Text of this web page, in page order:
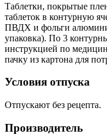
Таблетки, покрытые
таблеток в контурную
ПВДХ и фольги
упаковка). По 3
инструкцией по
пачку из картона для
Условия отпуска
Отпускают без рецепта.
Производитель